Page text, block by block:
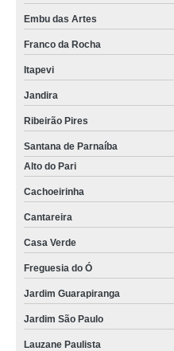
Embu das Artes
Franco da Rocha
Itapevi
Jandira
Ribeirão Pires
Santana de Parnaíba
Alto do Pari
Cachoeirinha
Cantareira
Casa Verde
Freguesia do Ó
Jardim Guarapiranga
Jardim São Paulo
Lauzane Paulista